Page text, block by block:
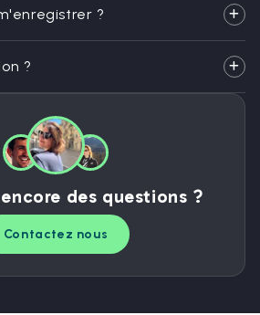
?
?
des questions ?
Contactez nous